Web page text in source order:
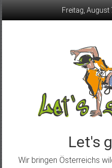
Freitag, August
Let's
Wir bringen Österreichs